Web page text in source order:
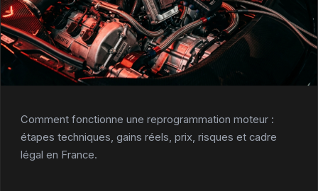
Comment fonctionne une reprogrammation moteur :
étapes techniques, gains réels, prix, risques et cadre
légal en France.